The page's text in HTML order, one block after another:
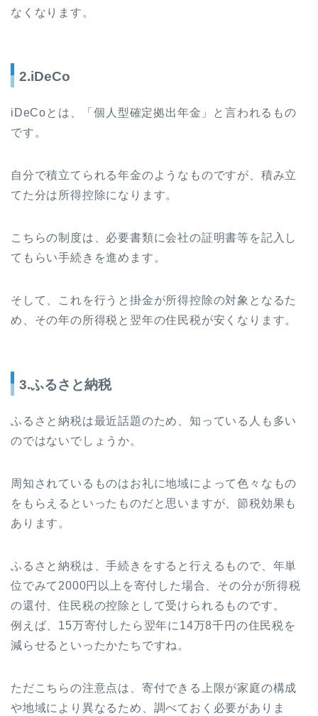
なくなります。
2.iDeCo
iDeCoとは、「個人型確定拠出年金」と言われるもの
です。
自分で積立てられる年金のようなものですが、積み立
てた分は所得控除になります。
こちらの制度は、必要書類に会社の証明書等を記入し
てもらい手続きを進めます。
そして、これを行うと掛金が所得控除の対象となるた
め、その年の所得税と翌年の住民税が安くなります。
3.ふるさと納税
ふるさと納税は最近話題のため、知っている人も多い
のではないでしょうか。
周知されているものはお礼に地域によって色々なもの
をもらえるといったものだと思いますが、節税効果も
あります。
ふるさと納税は、手続きをすると行えるもので、年単
位でみて2000円以上を寄付した場合、その分が所得税
の還付、住民税の控除として受けられるものです。
例えば、15万寄付したら翌年に14万8千円の住民税を
減らせるといったかたちですね。
ただこちらの注意点は、寄付できる上限が家庭の構成
や地域により異なるため、調べておく必要がありま